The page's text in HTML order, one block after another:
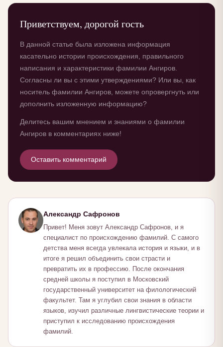
Приветствуем, дорогой гость
В данной статье была изложена информация
касательно истории происхождения, правильного
написания и характеристики фамилии Ангиров.
Согласны ли вы с этими утверждениями? Или вы, как
носитель фамилии Ангиров, можете опровергнуть или
дополнить изложенную информацию?
Делитесь вашим мнением и знаниями о фамилии
Ангиров в комментариях ниже!
Оставить комментарий
Александр Сафронов
Привет! Меня зовут Александр Сафронов, и я
специалист по происхождению фамилий. С самого
детства меня всегда увлекала история и языки, и в
итоге я решил объединить свои страсти и
превратить их в профессию. После окончания
средней школы я поступил в Московский
государственный университет на филологический
факультет. Там я углубил свои знания в области
языков, изучил различные лингвистические теории и
приступил к исследованию происхождения
фамилий.